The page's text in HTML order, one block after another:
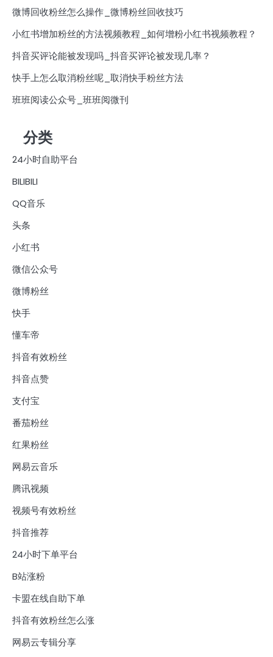
微博回收粉丝怎么操作_微博粉丝回收技巧
小红书增加粉丝的方法视频教程_如何增粉小红书视频教程？
抖音买评论能被发现吗_抖音买评论被发现几率？
快手上怎么取消粉丝呢_取消快手粉丝方法
班班阅读公众号_班班阅微刊
分类
24小时自助平台
BILIBILI
QQ音乐
头条
小红书
微信公众号
微博粉丝
快手
懂车帝
抖音有效粉丝
抖音点赞
支付宝
番茄粉丝
红果粉丝
网易云音乐
腾讯视频
视频号有效粉丝
抖音推荐
24小时下单平台
B站涨粉
卡盟在线自助下单
抖音有效粉丝怎么涨
网易云专辑分享